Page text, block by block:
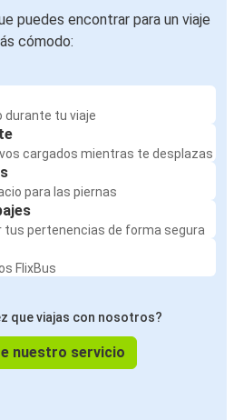
puedes encontrar para un viaje
cómodo:
durante tu viaje
cargados mientras te desplazas
para las piernas
tus pertenencias de forma segura
FlixBus
que viajas con nosotros?
nuestro servicio